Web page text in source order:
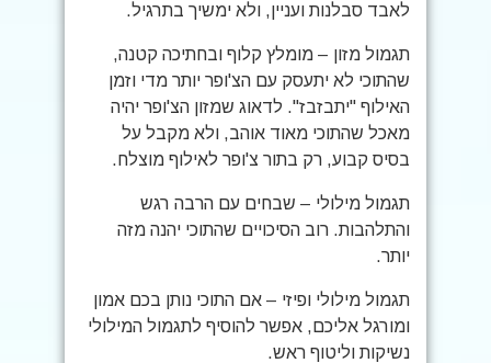
לאבד סבלנות ועניין, ולא ימשיך בתרגיל.
תגמול מזון – מומלץ קלוף ובחתיכה קטנה,
שהתוכי לא יתעסק עם הצ'ופר יותר מדי וזמן
האילוף "יתבזבז". לדאוג שמזון הצ'ופר יהיה
מאכל שהתוכי מאוד אוהב, ולא מקבל על
בסיס קבוע, רק בתור צ'ופר לאילוף מוצלח.
תגמול מילולי – שבחים עם הרבה רגש
והתלהבות. רוב הסיכויים שהתוכי יהנה מזה
יותר.
תגמול מילולי ופיזי – אם התוכי נותן בכם אמון
ומורגל אליכם, אפשר להוסיף לתגמול המילולי
נשיקות וליטוף ראש.